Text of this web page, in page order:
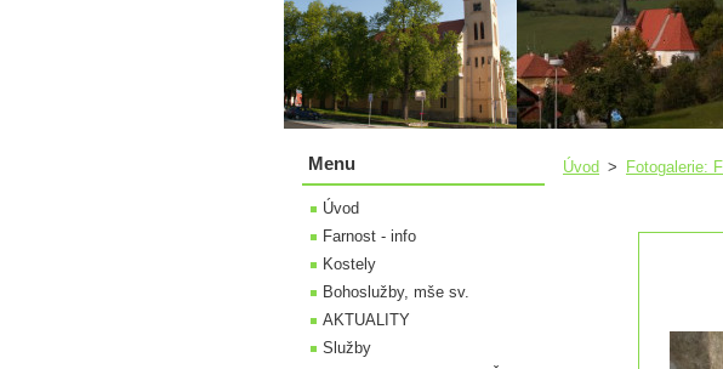
Úvod > Fotogalerie:
Menu
Úvod
Farnost - info
Kostely
Bohoslužby, mše sv.
AKTUALITY
Služby